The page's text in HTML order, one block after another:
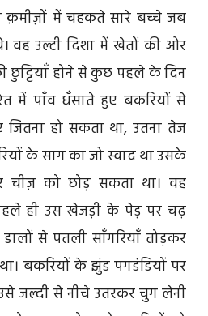
क़मीज़ों में चहकते सारे बच्चे जब
वह उल्टी दिशा में खेतों की ओर
छुट्टियाँ होने से कुछ पहले के दिन
में पाँव धँसाते हुए बकरियों से
हो सकता था, उतना तेज
के साग का जो स्वाद था उसके
चीज़ को छोड़ सकता था। वह
ही उस खेजड़ी के पेड़ पर चढ़
से पतली साँगरियाँ तोड़कर
था। बकरियों के झुंड पगडंडियों पर
जल्दी से नीचे उतरकर चुग लेनी